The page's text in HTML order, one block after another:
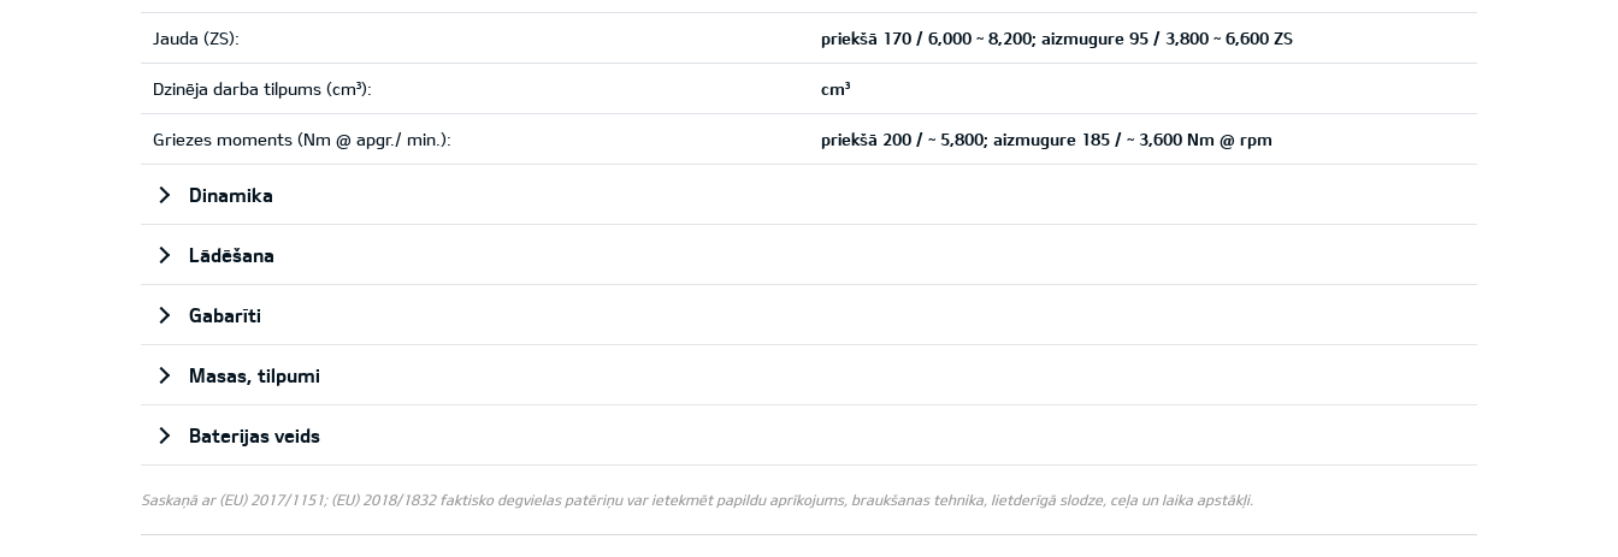
Jauda (ZS): priekšā 170 / 6,000 ~ 8,200; aizmugure 95 / 3,800 ~ 6,600 ZS
Dzinēja darba tilpums (cm³): cm³
Griezes moments (Nm @ apgr./ min.): priekšā 200 / ~ 5,800; aizmugure 185 / ~ 3,600 Nm @ rpm
Dinamika
Lādēšana
Gabarīti
Masas, tilpumi
Baterijas veids
Saskaņā ar (EU) 2017/1151; (EU) 2018/1832 faktisko degvielas patēriņu var ietekmēt papildu aprīkojums, braukšanas tehnika, lietderīgā slodze, ceļa un laika apstākļi.